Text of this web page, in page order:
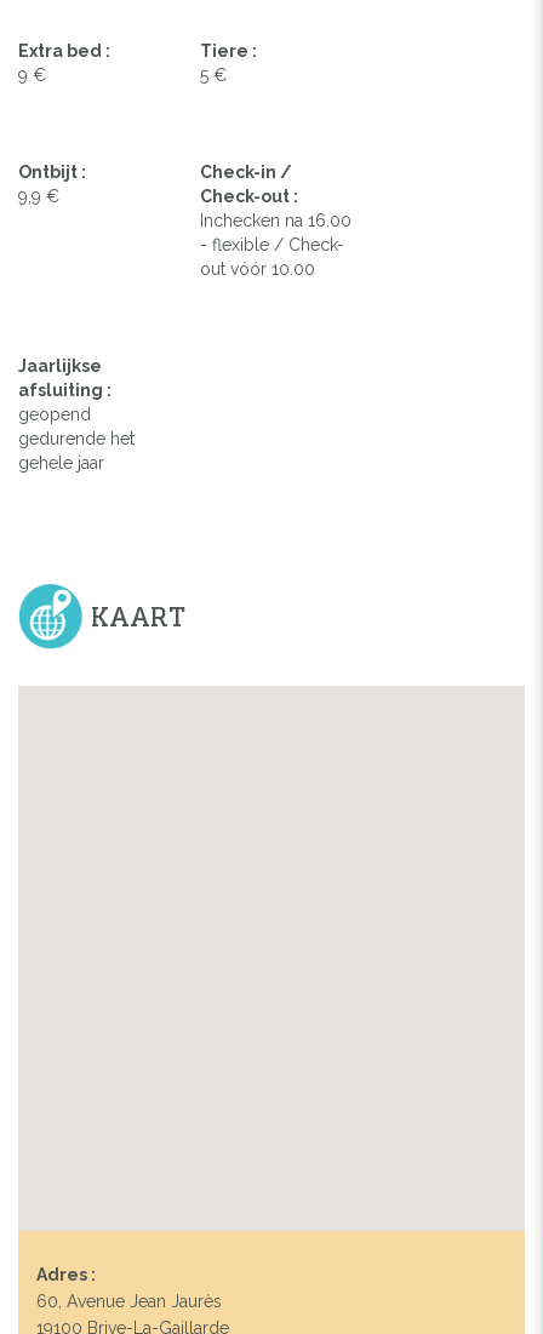
Extra bed :
9 €
Tiere :
5 €
Ontbijt :
9,9 €
Check-in /
Check-out :
Inchecken na 16.00
- flexible / Check-
out vóór 10.00
Jaarlijkse
afsluiting :
geopend
gedurende het
gehele jaar
KAART
Adres :
60, Avenue Jean Jaurès
19100 Brive-La-Gaillarde